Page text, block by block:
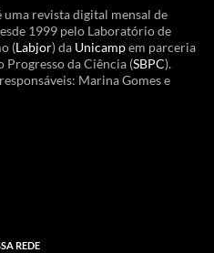
uma revista digital mensal de
1999 pelo Laboratório de
(Labjor) da Unicampem parceria
Progresso da Ciência (SBPC).
Marina Gomes e
REDE